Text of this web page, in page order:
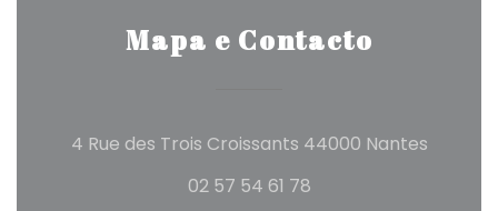
Mapa e Contacto
4 Rue des Trois Croissants 44000 Nantes((abre
02 57 54 61 78